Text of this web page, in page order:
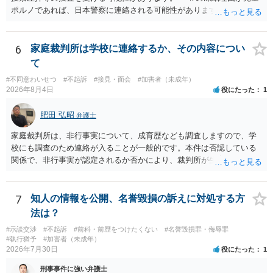
ポルノであれば、日本警察に連絡される可能性があります。 対応と
るなり、警察に相談するなり、検討してください
6
家庭裁判所は学校に連絡するか、その内容につい
て
#不同意わいせつ #不起訴 #接見・面会 #加害者（未成年）
2026年8月4日 役にたった 1
肥田 弘昭 弁護士
家庭裁判所は、非行事実について、成育歴なども調査しますので、学
校にも調査のため連絡が入ることが一般的です。本件は否認している
関係で、非行事実が認定されるか否かにより、裁判所が生育歴なども
ば無罪であり、非行がないのですから、その先の調査はないかと思い
ます。ご参考にしてください。
7
知人の情報を公開、名誉毀損の訴えに対処する方
法は？
#示談交渉 #不起訴 #前科・前歴をつけたくない
#名誉毀損罪・侮辱罪
#執行猶予
#加害者（未成年）
2026年7月30日 役にたった 1
刑事事件に強い弁護士